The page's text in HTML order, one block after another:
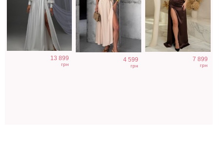
13 899
грн
4 599
грн
7 899
грн